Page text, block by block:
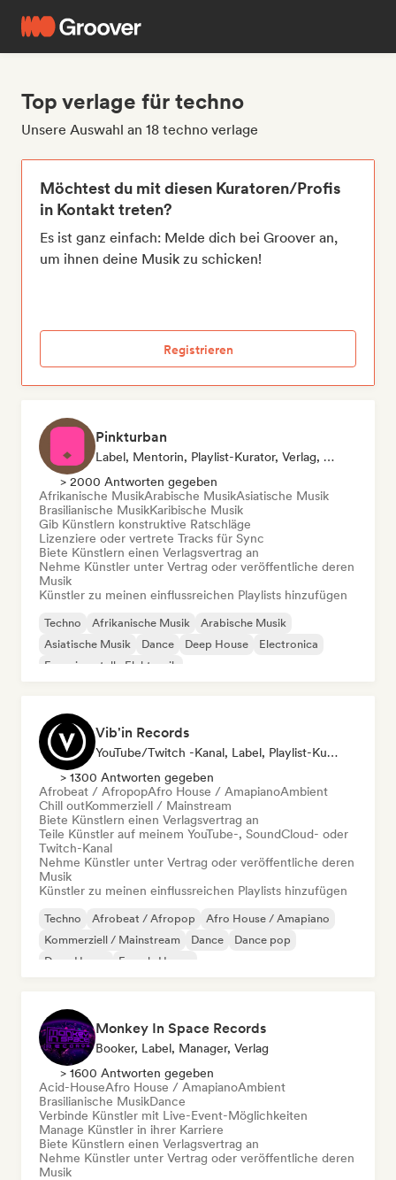
Top verlage für techno
Unsere Auswahl an 18 techno verlage
Möchtest du mit diesen Kuratoren/Profis
in Kontakt treten?
Es ist ganz einfach: Melde dich bei Groover an,
um ihnen deine Musik zu schicken!
Registrieren
Pinkturban
Label, Mentorin, Playlist-Kurator, Verlag, Sync Supervisor
> 2000 Antworten gegeben
Afrikanische MusikArabische MusikAsiatische Musik
Brasilianische MusikKaribische Musik
Gib Künstlern konstruktive Ratschläge
Lizenziere oder vertrete Tracks für Sync
Biete Künstlern einen Verlagsvertrag an
Nehme Künstler unter Vertrag oder veröffentliche deren
Musik
Künstler zu meinen einflussreichen Playlists hinzufügen
Techno Afrikanische Musik
Arabische Musik
Asiatische Musik
Dance Deep House
Electronica
Experimentelle Elektronik
Vib'in Records
YouTube/Twitch -Kanal, Label, Playlist-Kurator, Verlag
> 1300 Antworten gegeben
Afrobeat / AfropopAfro House / AmapianoAmbient
Chill outKommerziell / Mainstream
Biete Künstlern einen Verlagsvertrag an
Teile Künstler auf meinem YouTube-, SoundCloud- oder
Twitch-Kanal
Nehme Künstler unter Vertrag oder veröffentliche deren
Musik
Künstler zu meinen einflussreichen Playlists hinzufügen
Techno Afrobeat / Afropop
Afro House / Amapiano
Kommerziell / Mainstream
Dance
Dance pop
Deep House
French-House
Monkey In Space Records
Booker, Label, Manager, Verlag
> 1600 Antworten gegeben
Acid-HouseAfro House / AmapianoAmbient
Brasilianische MusikDance
Verbinde Künstler mit Live-Event-Möglichkeiten
Manage Künstler in ihrer Karriere
Biete Künstlern einen Verlagsvertrag an
Nehme Künstler unter Vertrag oder veröffentliche deren
Musik